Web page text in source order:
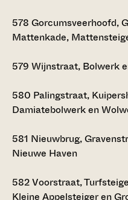
578 Gorcumsveerhoofd,
Mattenkade,
579 Wijnstraat, Bolwerk
580 Palingstraat,
Damiatebolwerk en
581 Nieuwbrug,
Nieuwe Haven
582Voorstraat,
Kleine Appelsteiger en